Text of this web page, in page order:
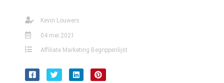
Kevin Louwers
04 mei 2021
Affiliate Marketing Begrippenlijst